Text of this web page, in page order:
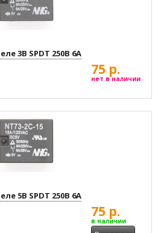
3В SPDT 250В 6А
75 р.
нет в наличии
5В SPDT 250В 6А
75 р.
в наличии